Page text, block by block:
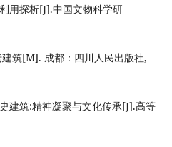
用探析[J].中国文物科学研
筑[M]. 成都：四川人民出版社,
建筑:精神凝聚与文化传承[J].高等